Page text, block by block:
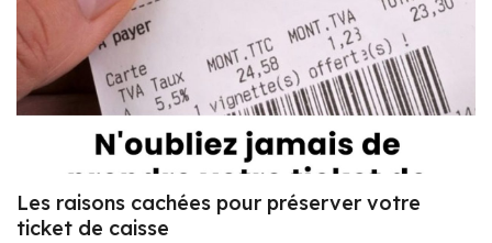
Les raisons cachées pour préserver votre
ticket de caisse